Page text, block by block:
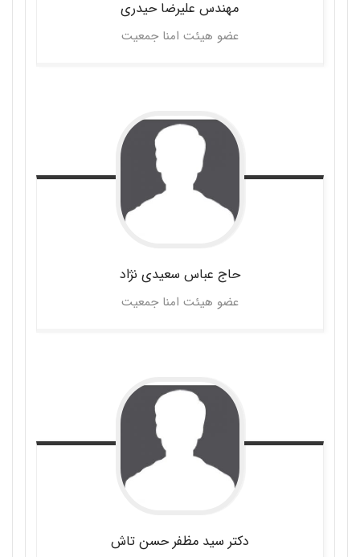
مهندس علیرضاحیدری
عضو هیئت امنا جمعیت
حاج عباس سعیدی نژاد
عضو هیئت امنا جمعیت
دکتر سید مظفرحسن تاش